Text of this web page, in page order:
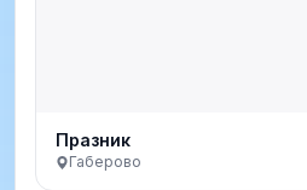
Празник
Габерово